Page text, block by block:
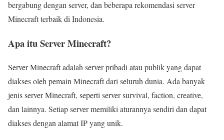
bergabung dengan server, dan beberapa rekomendasi server
Minecraft terbaik di Indonesia.
Apa itu Server Minecraft?
Server Minecraft adalah server pribadi atau publik yang dapat
diakses oleh pemain Minecraft dari seluruh dunia. Ada banyak
jenis server Minecraft, seperti server survival, faction, creative,
dan lainnya. Setiap server memiliki aturannya sendiri dan dapat
diakses dengan alamat IP yang unik.